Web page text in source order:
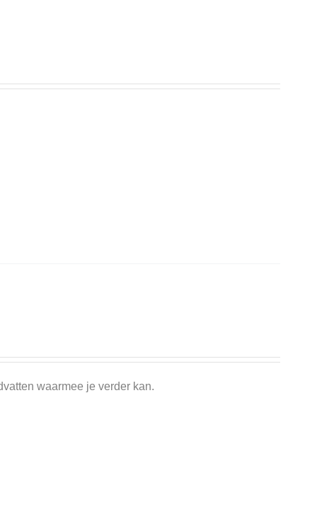
waarmee je verder kan.